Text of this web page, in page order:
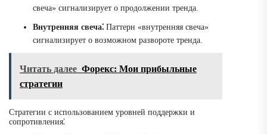
свеча» сигнализирует о продолжении тренда.
Внутренняя свеча⁚ Паттерн «внутренняя свеча»
сигнализирует о возможном развороте тренда.
Читать далее Форекс: Мои прибыльные
стратегии
Стратегии с использованием уровней поддержки и
сопротивления⁚